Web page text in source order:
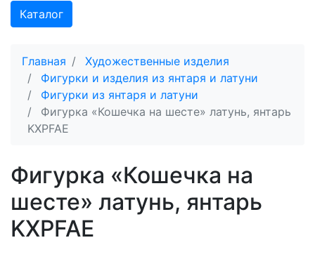
Каталог
Главная
Художественные изделия
Фигурки и изделия из янтаря и латуни
Фигурки из янтаря и латуни
Фигурка «Кошечка на шесте» латунь, янтарь
KXPFAE
Фигурка «Кошечка на
шесте» латунь, янтарь
KXPFAE